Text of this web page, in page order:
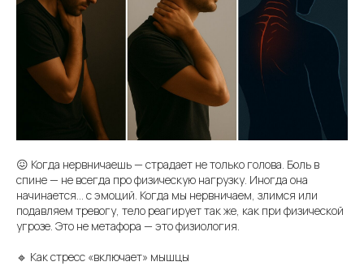
😖 Когда нервничаешь — страдает не только голова. Боль в
спине — не всегда про физическую нагрузку. Иногда она
начинается… с эмоций. Когда мы нервничаем, злимся или
подавляем тревогу, тело реагирует так же, как при физической
угрозе. Это не метафора — это физиология.
🔹 Как стресс «включает» мышцы